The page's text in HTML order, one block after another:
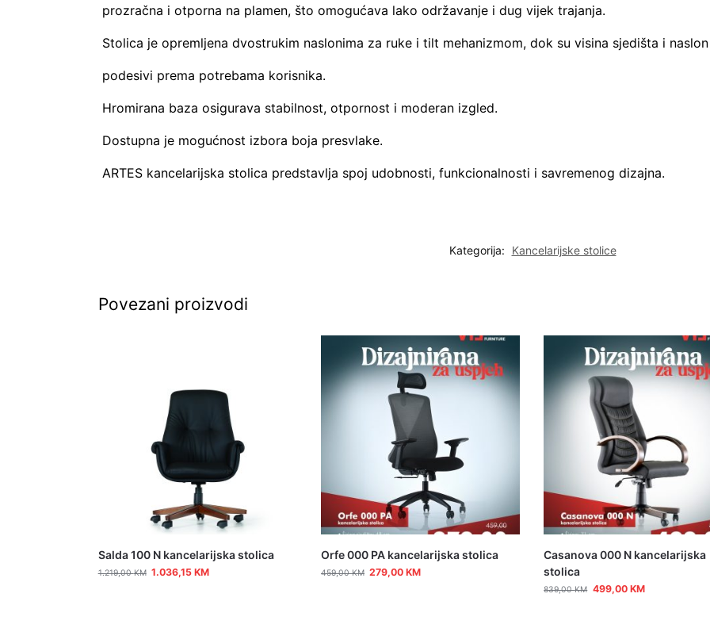
prozračna i otporna na plamen, što omogućava lako održavanje i dug vijek trajanja.
Stolica je opremljena dvostrukim naslonima za ruke i tilt mehanizmom, dok su visina sjedišta i naslon
podesivi prema potrebama korisnika.
Hromirana baza osigurava stabilnost, otpornost i moderan izgled.
Dostupna je mogućnost izbora boja presvlake.
ARTES kancelarijska stolica predstavlja spoj udobnosti, funkcionalnosti i savremenog dizajna.
Kategorija: Kancelarijske stolice
Povezani proizvodi
Salda 100 N kancelarijska stolica
1.219,00KM 1.036,15KM
Orfe 000 PA kancelarijska stolica
459,00KM 279,00KM
Casanova 000 N kancelarijska
stolica
839,00KM 499,00 KM